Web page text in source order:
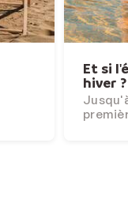
Et si
hiver ?